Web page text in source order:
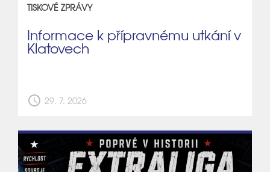
TISKOVÉ ZPRÁVY
Informace k přípravnému utkání v
Klatovech
schedule 29. 7. 2026